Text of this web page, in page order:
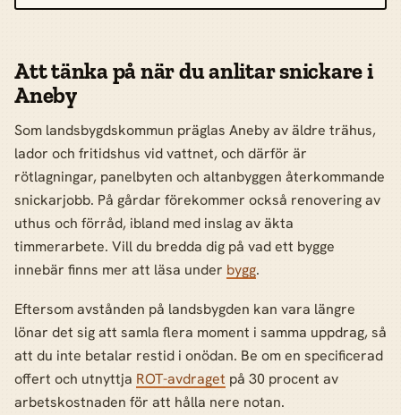
Att tänka på när du anlitar snickare i
Aneby
Som landsbygdskommun präglas Aneby av äldre trähus,
lador och fritidshus vid vattnet, och därför är
rötlagningar, panelbyten och altanbyggen återkommande
snickarjobb. På gårdar förekommer också renovering av
uthus och förråd, ibland med inslag av äkta
timmerarbete. Vill du bredda dig på vad ett bygge
innebär finns mer att läsa under bygg.
Eftersom avstånden på landsbygden kan vara längre
lönar det sig att samla flera moment i samma uppdrag, så
att du inte betalar restid i onödan. Be om en specificerad
offert och utnyttja ROT-avdraget på 30 procent av
arbetskostnaden för att hålla nere notan.